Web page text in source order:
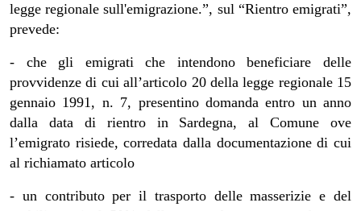
legge regionale sull'emigrazione.”, sul “Rientro emigrati”,
prevede:
- che gli emigrati che intendono beneficiare delle
provvidenze di cui all’articolo 20 della legge regionale 15
gennaio 1991, n. 7, presentino domanda entro un anno
dalla data di rientro in Sardegna, al Comune ove
l’emigrato risiede, corredata dalla documentazione di cui
al richiamato articolo
- un contributo per il trasporto delle masserizie e del